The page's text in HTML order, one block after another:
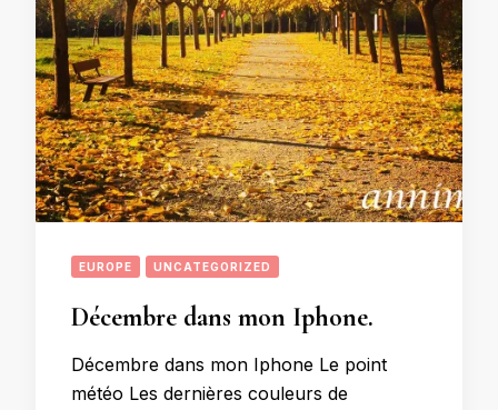
EUROPE UNCATEGORIZED
Décembre dans mon Iphone.
Décembre dans mon Iphone Le point
météo Les dernières couleurs de